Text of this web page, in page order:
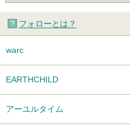
フォローとは？
warc
EARTHCHILD
アーユルタイム